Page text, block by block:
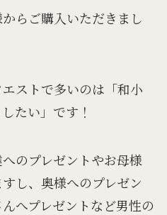
らご購入いただきまし
ストで多いのは「和小
たい」です！
のプレゼントやお母様
し、奥様へのプレゼン
へプレゼントなど男性の